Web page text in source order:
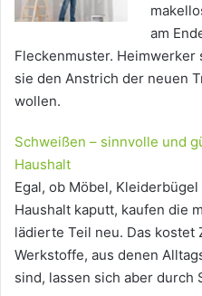
am
Fleckenmuster.
sie den Anstrich der neuen
wollen.
Schweißen – sinnvolle und
Haushalt
Egal, ob Möbel,
Haushalt kaputt, kaufen die
lädierte Teil neu. Das kostet
Werkstoffe, aus denen
sind, lassen sich aber durch